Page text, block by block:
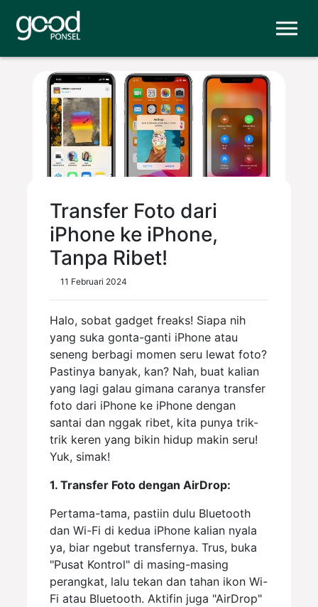
Transfer Foto dari
iPhone ke iPhone,
Tanpa Ribet!
11 Februari 2024
Halo, sobat gadget freaks! Siapa nih
yang suka gonta-ganti iPhone atau
seneng berbagi momen seru lewat foto?
Pastinya banyak, kan? Nah, buat kalian
yang lagi galau gimana caranya transfer
foto dari iPhone ke iPhone dengan
santai dan nggak ribet, kita punya trik-
trik keren yang bikin hidup makin seru!
Yuk, simak!
1. Transfer Foto dengan AirDrop:
Pertama-tama, pastiin dulu Bluetooth
dan Wi-Fi di kedua iPhone kalian nyala
ya, biar ngebut transfernya. Trus, buka
"Pusat Kontrol" di masing-masing
perangkat, lalu tekan dan tahan ikon Wi-
Fi atau Bluetooth. Aktifin juga "AirDrop"